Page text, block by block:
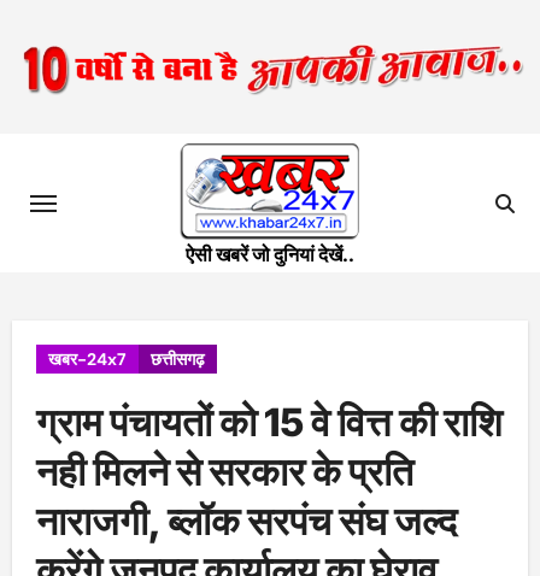
content
ऐसी खबरें जो दुनियां देखें..
खबर-24x7 छत्तीसगढ़
ग्राम पंचायतों को 15 वे वित्त की राशि
नही मिलने से सरकार के प्रति
नाराजगी, ब्लॉक सरपंच संघ जल्द